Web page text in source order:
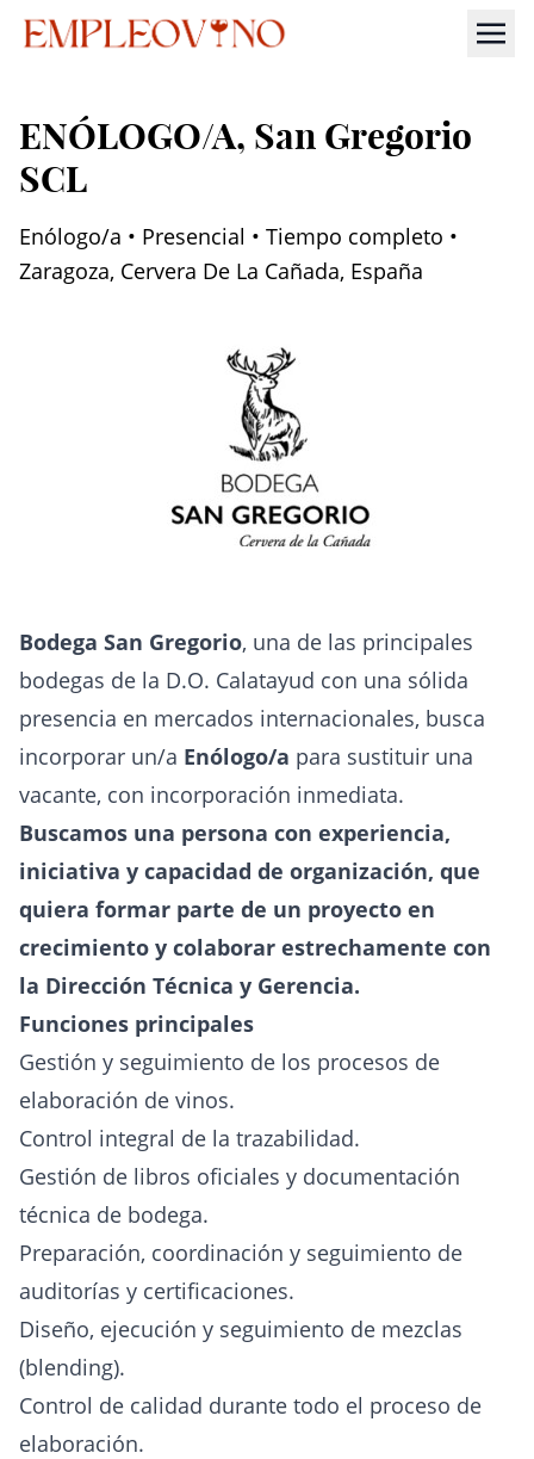
ENÓLOGO/A, San Gregorio
SCL
Enólogo/a • Presencial • Tiempo completo •
Zaragoza, Cervera De La Cañada, España
Bodega San Gregorio, una de las principales
bodegas de la D.O. Calatayud con una sólida
presencia en mercados internacionales, busca
incorporar un/a Enólogo/a para sustituir una
vacante, con incorporación inmediata.
Buscamos una persona con experiencia,
iniciativa y capacidad de organización, que
quiera formar parte de un proyecto en
crecimiento y colaborar estrechamente con
la Dirección Técnica y Gerencia.
Funciones principales
Gestión y seguimiento de los procesos de
elaboración de vinos.
Control integral de la trazabilidad.
Gestión de libros oficiales y documentación
técnica de bodega.
Preparación, coordinación y seguimiento de
auditorías y certificaciones.
Diseño, ejecución y seguimiento de mezclas
(blending).
Control de calidad durante todo el proceso de
elaboración.